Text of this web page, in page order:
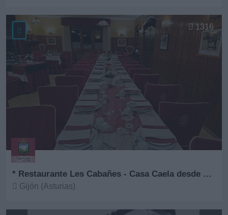
* Restaurante Les Cabañes - Casa Caela desde 1967
Gijón (Asturias)
1316